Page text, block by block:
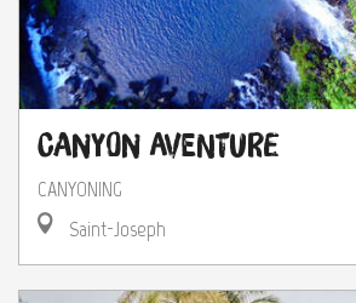
Canyon Aventure
CANYONING
Saint-Joseph